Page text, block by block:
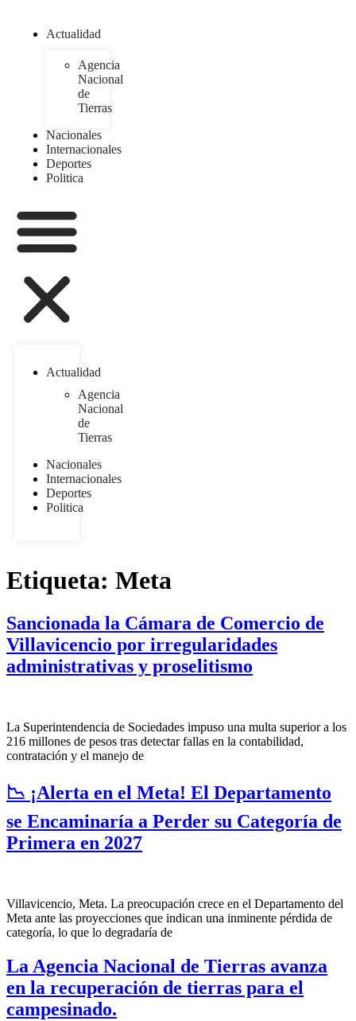
Actualidad
Agencia
Nacional
de
Tierras
Nacionales
Internacionales
Deportes
Politica
Actualidad
Agencia
Nacional
de
Tierras
Nacionales
Internacionales
Deportes
Politica
Etiqueta: Meta
Sancionada la Cámara de Comercio de
Villavicencio por irregularidades
administrativas y proselitismo
La Superintendencia de Sociedades impuso una multa superior a los
216 millones de pesos tras detectar fallas en la contabilidad,
contratación y el manejo de
📉 ¡Alerta en el Meta! El Departamento
se Encaminaría a Perder su Categoría de
Primera en 2027
Villavicencio, Meta. La preocupación crece en el Departamento del
Meta ante las proyecciones que indican una inminente pérdida de
categoría, lo que lo degradaría de
La Agencia Nacional de Tierras avanza
en la recuperación de tierras para el
campesinado.